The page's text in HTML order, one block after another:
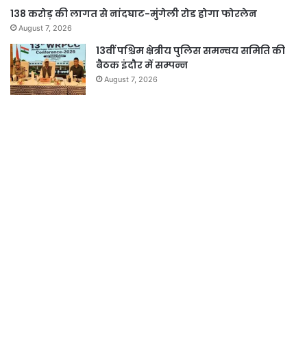
138 करोड़ की लागत से नांदघाट-मुंगेली रोड होगा फोरलेन
August 7, 2026
13वीं पश्चिम क्षेत्रीय पुलिस समन्वय समिति की
बैठक इंदौर में सम्पन्न
August 7, 2026